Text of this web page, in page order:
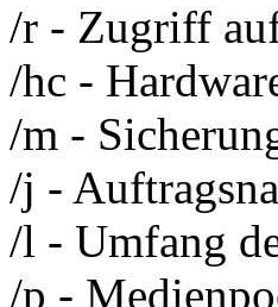
/r - Zugriff
/hc -
/m -
/j -
/l - Umfang
/p -